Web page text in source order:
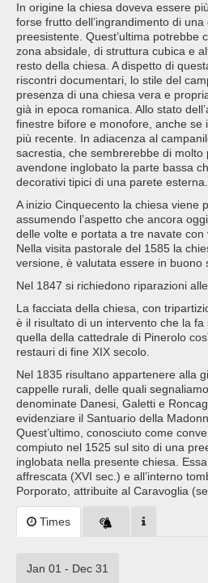
In origine la chiesa doveva essere
forse frutto dell’ingrandimento di
preesistente. Quest’ultima potrebbe
zona absidale, di struttura cubica e
resto della chiesa. A dispetto di
riscontri documentari, lo stile del
presenza di una chiesa vera e
già in epoca romanica. Allo stato
finestre bifore e monofore, anche se
più recente. In adiacenza al
sacrestia, che sembrerebbe di molto
avendone inglobato la parte bassa
decorativi tipici di una parete esterna.
A inizio Cinquecento la chiesa viene
assumendo l’aspetto che ancora
delle volte e portata a tre navate
Nella visita pastorale del 1585 la
versione, è valutata essere in buono
Nel 1847 si richiedono riparazioni
La facciata della chiesa, con
è il risultato di un intervento che la
quella della cattedrale di Pinerolo
restauri di fine XIX secolo.
Nel 1835 risultano appartenere alla
cappelle rurali, delle quali
denominate Danesi, Galetti e
evidenziare il Santuario della
Quest’ultimo, conosciuto come
compiuto nel 1525 sul sito di una
inglobata nella presente chiesa.
affrescata (XVI sec.) e all’interno
Porporato, attribuite al Caravoglia
Times
Jan 01 - Dec 31